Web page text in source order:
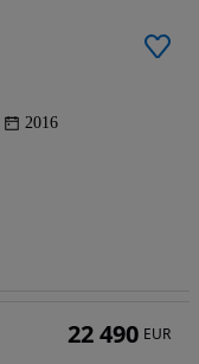
2016
22 490 EUR